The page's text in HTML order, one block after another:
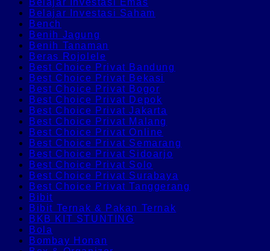
Belajar Investasi Saham
Bench
Benih Jagung
Benih Tanaman
Beras Rojolele
Best Choice Privat Bandung
Best Choice Privat Bekasi
Best Choice Privat Bogor
Best Choice Privat Depok
Best Choice Privat Jakarta
Best Choice Privat Malang
Best Choice Privat Online
Best Choice Privat Semarang
Best Choice Privat Sidoarjo
Best Choice Privat Solo
Best Choice Privat Surabaya
Best Choice Privat Tanggerang
Bibit
Bibit Ternak & Pakan Ternak
BKB KIT STUNTING
Bola
Bombay Honan